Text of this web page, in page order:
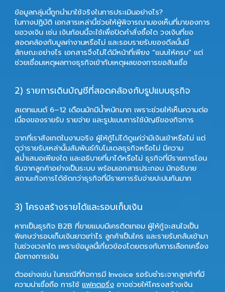
ข้อมูลกลุ่มนี้ถูกนำมาใช้จริงในการประเมินอย่างไร?
ในทางปฏิบัติ เอกสารเหล่านี้ช่วยให้ผู้พิจารณามองเห็นที่มาของการ
ขอวงเงิน เช่น เงินก้อนนี้จะใช้เพื่อปิดคำสั่งซื้อใด วงเงินที่ขอ
สอดคล้องกับมูลค่างานหรือไม่ และรอบรายรับของดีลนั้นมี
ลักษณะอย่างไร เอกสารจึงไม่ได้มีหน้าที่เพียง “แนบให้ครบ” แต่
ช่วยเชื่อมเหตุผลทางธุรกิจเข้ากับเหตุผลของการขอสินเชื่อ
2) รายการเดินบัญชีที่สอดคล้องกับรูปแบบธุรกิจ
สเตทเมนต์ 6–12 เดือนมักมีน้ำหนักมาก เพราะช่วยให้เห็นความต่อ
เนื่องของรายรับ รายจ่าย และรูปแบบการใช้บัญชีของกิจการ
จากที่เราสังเกตในงานจริง ผู้ให้กู้ไม่ได้ดูแค่ว่ามีเงินเข้าหรือไม่ แต่
ดูว่ารายรับเหล่านั้นสัมพันธ์กับโมเดลธุรกิจหรือไม่ มีความ
สม่ำเสมอเพียงใด และอธิบายที่มาได้หรือไม่ ธุรกิจที่มีรายการโอน
รับจากลูกค้าอย่างเป็นระบบ พร้อมเอกสารประกอบ มักอธิบาย
สถานะกิจการได้ชัดกว่าธุรกิจที่มีรายการรับจ่ายปะปนกันมาก
3) โครงสร้างรายได้และรอบเก็บเงิน
หากเป็นธุรกิจ B2B ที่ขายแบบมีเครดิตเทอม ผู้ให้กู้จะสนใจเป็น
พิเศษว่ารอบเก็บเงินยาวเท่าไร ลูกค้าเป็นใคร และรายรับกลับเข้ามา
ในช่วงเวลาใด เพราะข้อมูลนี้เกี่ยวข้องโดยตรงกับการเลือกเครื่อง
มือทางการเงิน
ตัวอย่างเช่น ในกรณีที่กิจการมี Invoice รอรับชำระจากลูกค้าที่มี
ความน่าเชื่อถือ การใช้ แฟคตอริ่ง อาจช่วยให้โครงสร้างเงิน